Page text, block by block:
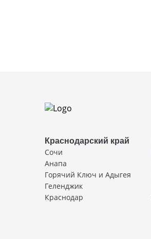
Краснодарский край
Сочи
Анапа
Горячий Ключ и Адыгея
Геленджик
Краснодар